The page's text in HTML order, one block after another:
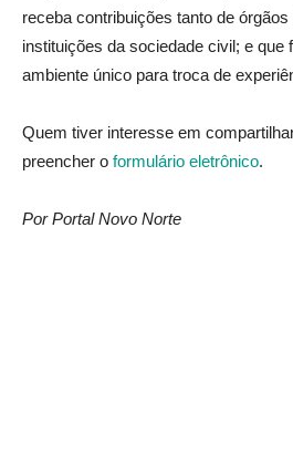
receba contribuições tanto de
instituições da sociedade civil; e que
ambiente único para troca de
Quem tiver interesse em
preencher o formulário eletrônico.
Por Portal Novo Norte